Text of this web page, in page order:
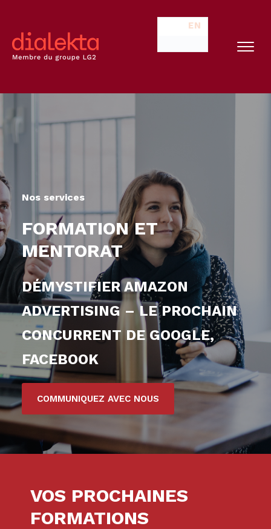
EN
Nos services
FORMATION ET
MENTORAT
DÉMYSTIFIER AMAZON
ADVERTISING – LE PROCHAIN
CONCURRENT DE GOOGLE,
FACEBOOK
COMMUNIQUEZ AVEC NOUS
VOS PROCHAINES
FORMATIONS